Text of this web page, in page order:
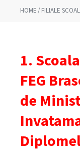
HOME /FILIALE
1.
FEG
de